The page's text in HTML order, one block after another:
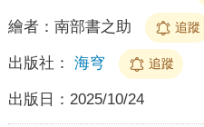
繪者： 南部書之助 追蹤
出版社： 海穹 追蹤
出版日： 2025/10/24